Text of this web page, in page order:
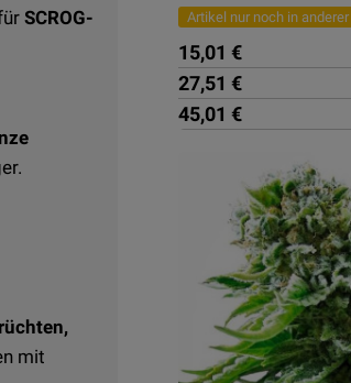
SCROG-
mit
Artikel nur noch in
15,01 €
27,51 €
45,01 €